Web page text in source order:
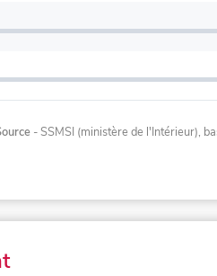
- SSMSI (ministère de l'Intérieur),